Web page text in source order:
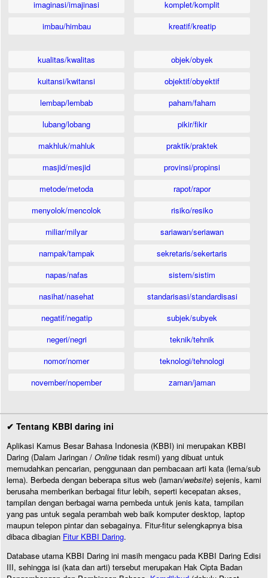
imaginasi/imajinasi
imbau/himbau
komplet/komplit
kreatif/kreatip
kualitas/kwalitas
kuitansi/kwitansi
lembap/lembab
lubang/lobang
makhluk/mahluk
masjid/mesjid
metode/metoda
menyolok/mencolok
miliar/milyar
nampak/tampak
napas/nafas
nasihat/nasehat
negatif/negatip
negeri/negri
nomor/nomer
november/nopember
objek/obyek
objektif/obyektif
paham/faham
pikir/fikir
praktik/praktek
provinsi/propinsi
rapot/rapor
risiko/resiko
sariawan/seriawan
sekretaris/sekertaris
sistem/sistim
standarisasi/standardisasi
subjek/subyek
teknik/tehnik
teknologi/tehnologi
zaman/jaman
✔ Tentang KBBI daring ini
Aplikasi Kamus Besar Bahasa Indonesia (KBBI) ini merupakan KBBI
Daring (Dalam Jaringan / Online tidak resmi) yang dibuat untuk
memudahkan pencarian, penggunaan dan pembacaan arti kata (lema/sub
lema). Berbeda dengan beberapa situs web (laman/website) sejenis, kami
berusaha memberikan berbagai fitur lebih, seperti kecepatan akses,
tampilan dengan berbagai warna pembeda untuk jenis kata, tampilan
yang pas untuk segala perambah web baik komputer desktop, laptop
maupun telepon pintar dan sebagainya. Fitur-fitur selengkapnya bisa
dibaca dibagian Fitur KBBI Daring.
Database utama KBBI Daring ini masih mengacu pada KBBI Daring Edisi
III, sehingga isi (kata dan arti) tersebut merupakan Hak Cipta Badan